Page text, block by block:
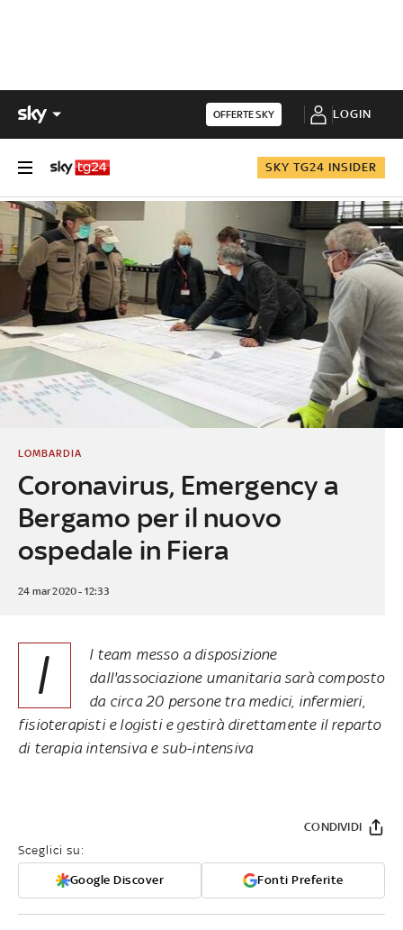
OFFERTE SKY LOGIN
SKY TG24 INSIDER
Coronavirus, Emergency a
Bergamo per il nuovo
ospedale in Fiera
LOMBARDIA
24 mar 2020 - 12:33
I
l team messo a disposizione
dall'associazione umanitaria sarà composto
da circa 20 persone tra medici, infermieri,
fisioterapisti e logisti e gestirà direttamente il reparto
di terapia intensiva e sub-intensiva
Sceglici su:
Google Discover Fonti Preferite
CONDIVIDI